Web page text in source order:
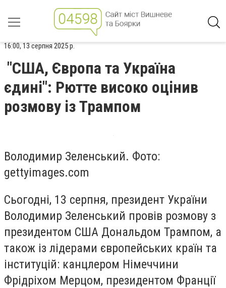
16:00, 13 серпня 2025 р.
"США, Європа та Україна
єдині": Рютте високо оцінив
розмову із Трампом
Володимир Зеленський. Фото:
gettyimages.com
Сьогодні, 13 серпня, президент України
Володимир Зеленський провів розмову з
президентом США Дональдом Трампом, а
також із лідерами європейських країн та
інституцій: канцлером Німеччини
Фрідріхом Мерцом, президентом Франції